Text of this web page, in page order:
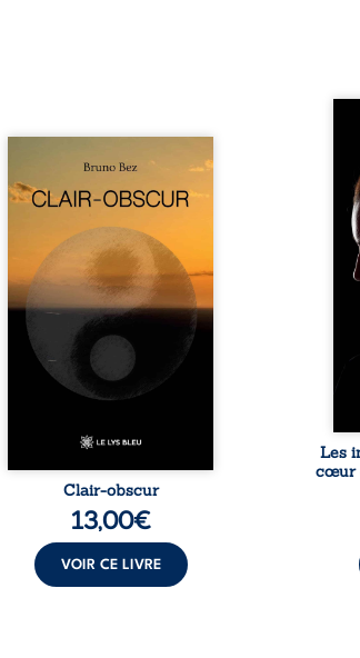
Composé en alexandrins, Clair-
obscur aborde la spiritualité,
les relations humaines, la
partir d’expériences
personnelles. Entre clarté et
obscurité, les poèmes
traduisent les observations et
les ressentis façonnés au fil
d’une vie. Ils portent un regard
sensible sur l’existence et le
monde contemporain, invitant
chacun à questionner ses ...
Clair-obscur
13,00€
VOIR CE LIVRE
Qui
le
Les
cœur